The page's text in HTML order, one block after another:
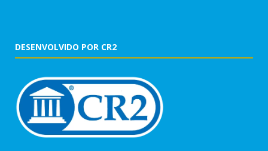
DESENVOLVIDO POR CR2